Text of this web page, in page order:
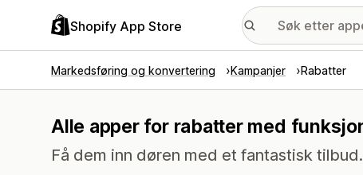
Shopify App Store
Markedsføring og konvertering Kampanjer Rabatter
Alle apper for rabatter med
Få dem inn døren med et fantastisk